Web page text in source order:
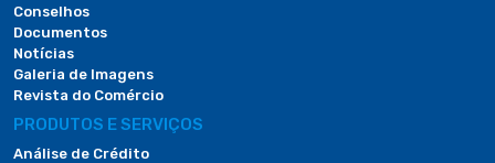
Conselhos
Documentos
Notícias
Galeria de Imagens
Revista do Comércio
PRODUTOS E SERVIÇOS
Análise de Crédito